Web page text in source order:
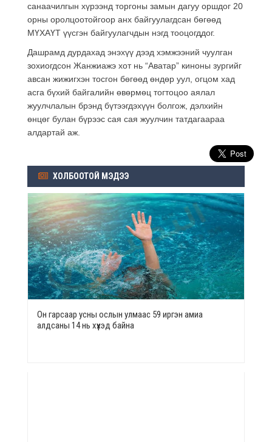
санаачилгын хүрээнд торгоны замын дагуу оршдог 20
орны оролцоотойгоор анх байгуулагдсан бөгөөд
МҮХАҮТ үүсгэн байгуулагчдын нэгд тооцогддог.
Дашрамд дурдахад энэхүү дээд хэмжээний чуулган
зохиогдсон Жанжиажэ хот нь “Аватар” киноны зургийг
авсан жижигхэн тосгон бөгөөд өндөр уул, огцом хад
асга бүхий байгалийн өвөрмөц тогтоцоо аялал
жуулчлалын брэнд бүтээгдэхүүн болгож, дэлхийн
өнцөг булан бүрээс сая сая жуулчин татдагаараа
алдартай аж.
ХОЛБООТОЙ МЭДЭЭ
Он гарсаар усны ослын улмаас 59 иргэн амиа
алдсаны 14 нь хүүхэд байна